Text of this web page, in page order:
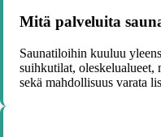
Mitä palveluita
Saunatiloihin kuuluu
suihkutilat, oleskelualueet,
sekä mahdollisuus varata